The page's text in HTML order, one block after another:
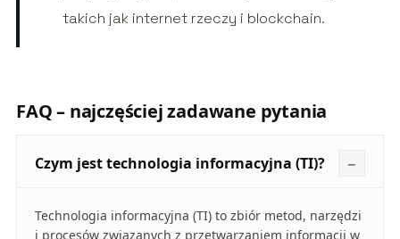
takich jak internet rzeczy i blockchain.
FAQ – najczęściej zadawane pytania
Czym jest technologia informacyjna (TI)?
Technologia informacyjna (TI) to zbiór metod, narzędzi
i procesów związanych z przetwarzaniem informacji w